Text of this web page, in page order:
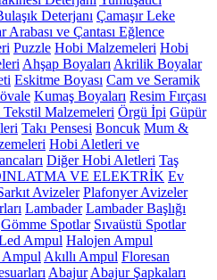
Deterjanı Çamaşır Leke
Arabası ve Çantası Eğlence
Puzzle Hobi Malzemeleri Hobi
Ahşap Boyaları Akrilik Boyalar
Eskitme Boyası Cam ve Seramik
Kumaş Boyaları Resim Fırçası
Malzemeleri Örgü İpi Güpür
Takı Pensesi Boncuk Mum &
Hobi Aletleri ve
Diğer Hobi Aletleri Taş
VE ELEKTRİK Ev
Avizeler Plafonyer Avizeler
Lambader Lambader Başlığı
Gömme Spotlar Sıvaüstü Spotlar
Ampul Halojen Ampul
Akıllı Ampul Floresan
Abajur Abajur Şapkaları